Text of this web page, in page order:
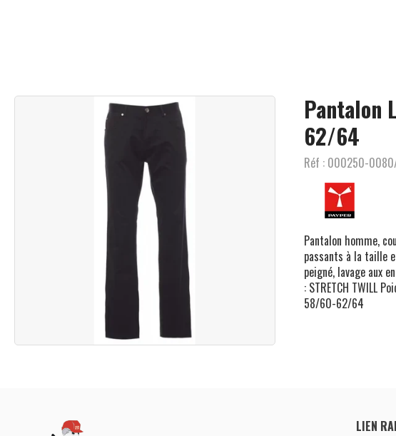
Pantalon
62/64
Réf : 000250-
Pantalon homme,
passants à la taille
peigné, lavage aux
: STRETCH TWILL
58/60-62/64
LIEN